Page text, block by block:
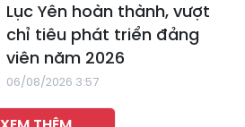
Lục Yên hoàn thành, vượt
chỉ tiêu phát triển đảng
viên năm 2026
06/08/2026 3:57